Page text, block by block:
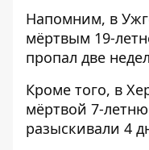
Напомним, в
мёртвым 19-
пропал две
Кроме того, в
мёртвой 7-
разыскивали 4